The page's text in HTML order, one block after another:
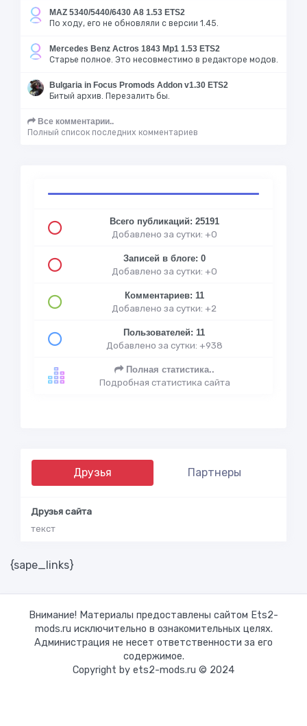
MAZ 5340/5440/6430 A8 1.53 ETS2
По ходу, его не обновляли с версии 1.45.
Mercedes Benz Actros 1843 Mp1 1.53 ETS2
Старье полное. Это несовместимо в редакторе модов.
Bulgaria in Focus Promods Addon v1.30 ETS2
Битый архив. Перезалить бы.
Все комментарии..
Полный список последних комментариев
Всего публикаций: 25191
Добавлено за сутки: +0
Записей в блоге: 0
Добавлено за сутки: +0
Комментариев: 11
Добавлено за сутки: +2
Пользователей: 11
Добавлено за сутки: +938
Полная статистика..
Подробная статистика сайта
Друзья Партнеры
Друзья сайта
текст
{sape_links}
Внимание! Материалы предоставлены сайтом Ets2-
mods.ru исключительно в ознакомительных целях.
Администрация не несет ответственности за его
содержимое.
Copyright by ets2-mods.ru © 2024